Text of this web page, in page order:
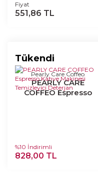
Fiyat
551,86 TL
Tükendi
Pearly Care Coffeo
PEARLY CARE
COFFEO Espresso
%10 İndirimli
828,00 TL